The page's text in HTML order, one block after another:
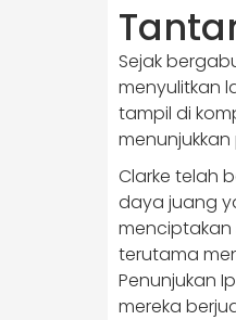
Sejak
menyulitkan
tampil di
Clarke telah
daya juang
menciptakan
terutama
Penunjukan
mereka